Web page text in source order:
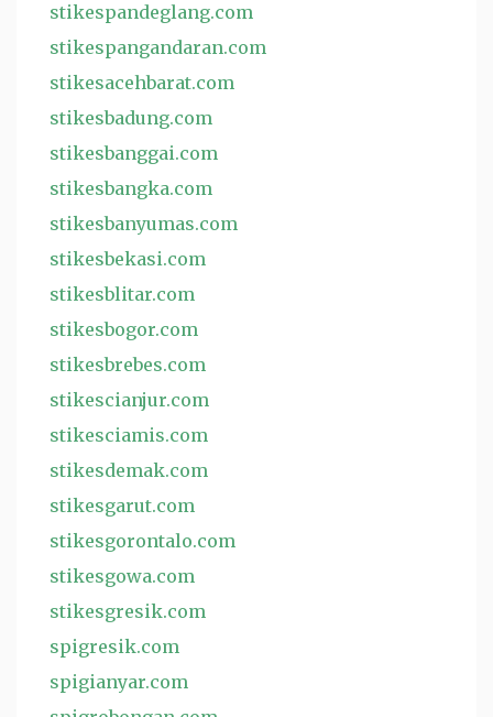
stikespandeglang.com
stikespangandaran.com
stikesacehbarat.com
stikesbadung.com
stikesbanggai.com
stikesbangka.com
stikesbanyumas.com
stikesbekasi.com
stikesblitar.com
stikesbogor.com
stikesbrebes.com
stikescianjur.com
stikesciamis.com
stikesdemak.com
stikesgarut.com
stikesgorontalo.com
stikesgowa.com
stikesgresik.com
spigresik.com
spigianyar.com